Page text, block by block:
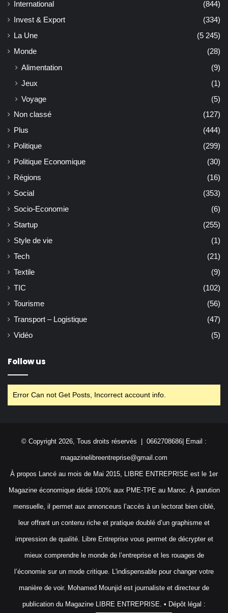
International
(844)
Invest & Export
(334)
La Une
(5 245)
Monde
(28)
Alimentation
(9)
Jeux
(1)
Voyage
(5)
Non classé
(127)
Plus
(444)
Politique
(299)
Politique Economique
(30)
Régions
(16)
Social
(353)
Socio-Economie
(6)
Startup
(255)
Style de vie
(1)
Tech
(21)
Textile
(9)
TIC
(102)
Tourisme
(56)
Transport – Logistique
(47)
Vidéo
(5)
Follow us
Error Can not Get Posts, Incorrect account info.
© Copyright 2026, Tous droits réservés | 0662708686| Email :
magazinelibreentreprise@gmail.com
À propos Lancé au mois de Mai 2015, LIBRE ENTREPRISE est le 1er
Magazine économique dédié 100% aux PME-TPE au Maroc. À parution
mensuelle, il permet aux annonceurs l’accès à un lectorat bien ciblé,
leur offrant un contenu riche et pratique doublé d’un graphisme et
impression de qualité. Libre Entreprise vous permet de décrypter et
mieux comprendre le monde de l’entreprise et les rouages de
l’économie sur un mode critique. L'indispensable pour changer votre
manière de voir. Mohamed Mounjid est journaliste et directeur de
publication du Magazine LIBRE ENTREPRISE. • Dépôt légal :